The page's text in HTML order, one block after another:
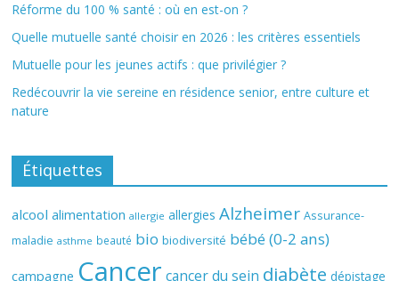
Réforme du 100 % santé : où en est-on ?
Quelle mutuelle santé choisir en 2026 : les critères essentiels
Mutuelle pour les jeunes actifs : que privilégier ?
Redécouvrir la vie sereine en résidence senior, entre culture et
nature
Étiquettes
alcool alimentation allergie allergies Alzheimer Assurance-
maladie asthme beauté bio biodiversité bébé (0-2 ans)
campagne Cancer cancer du sein diabète dépistage